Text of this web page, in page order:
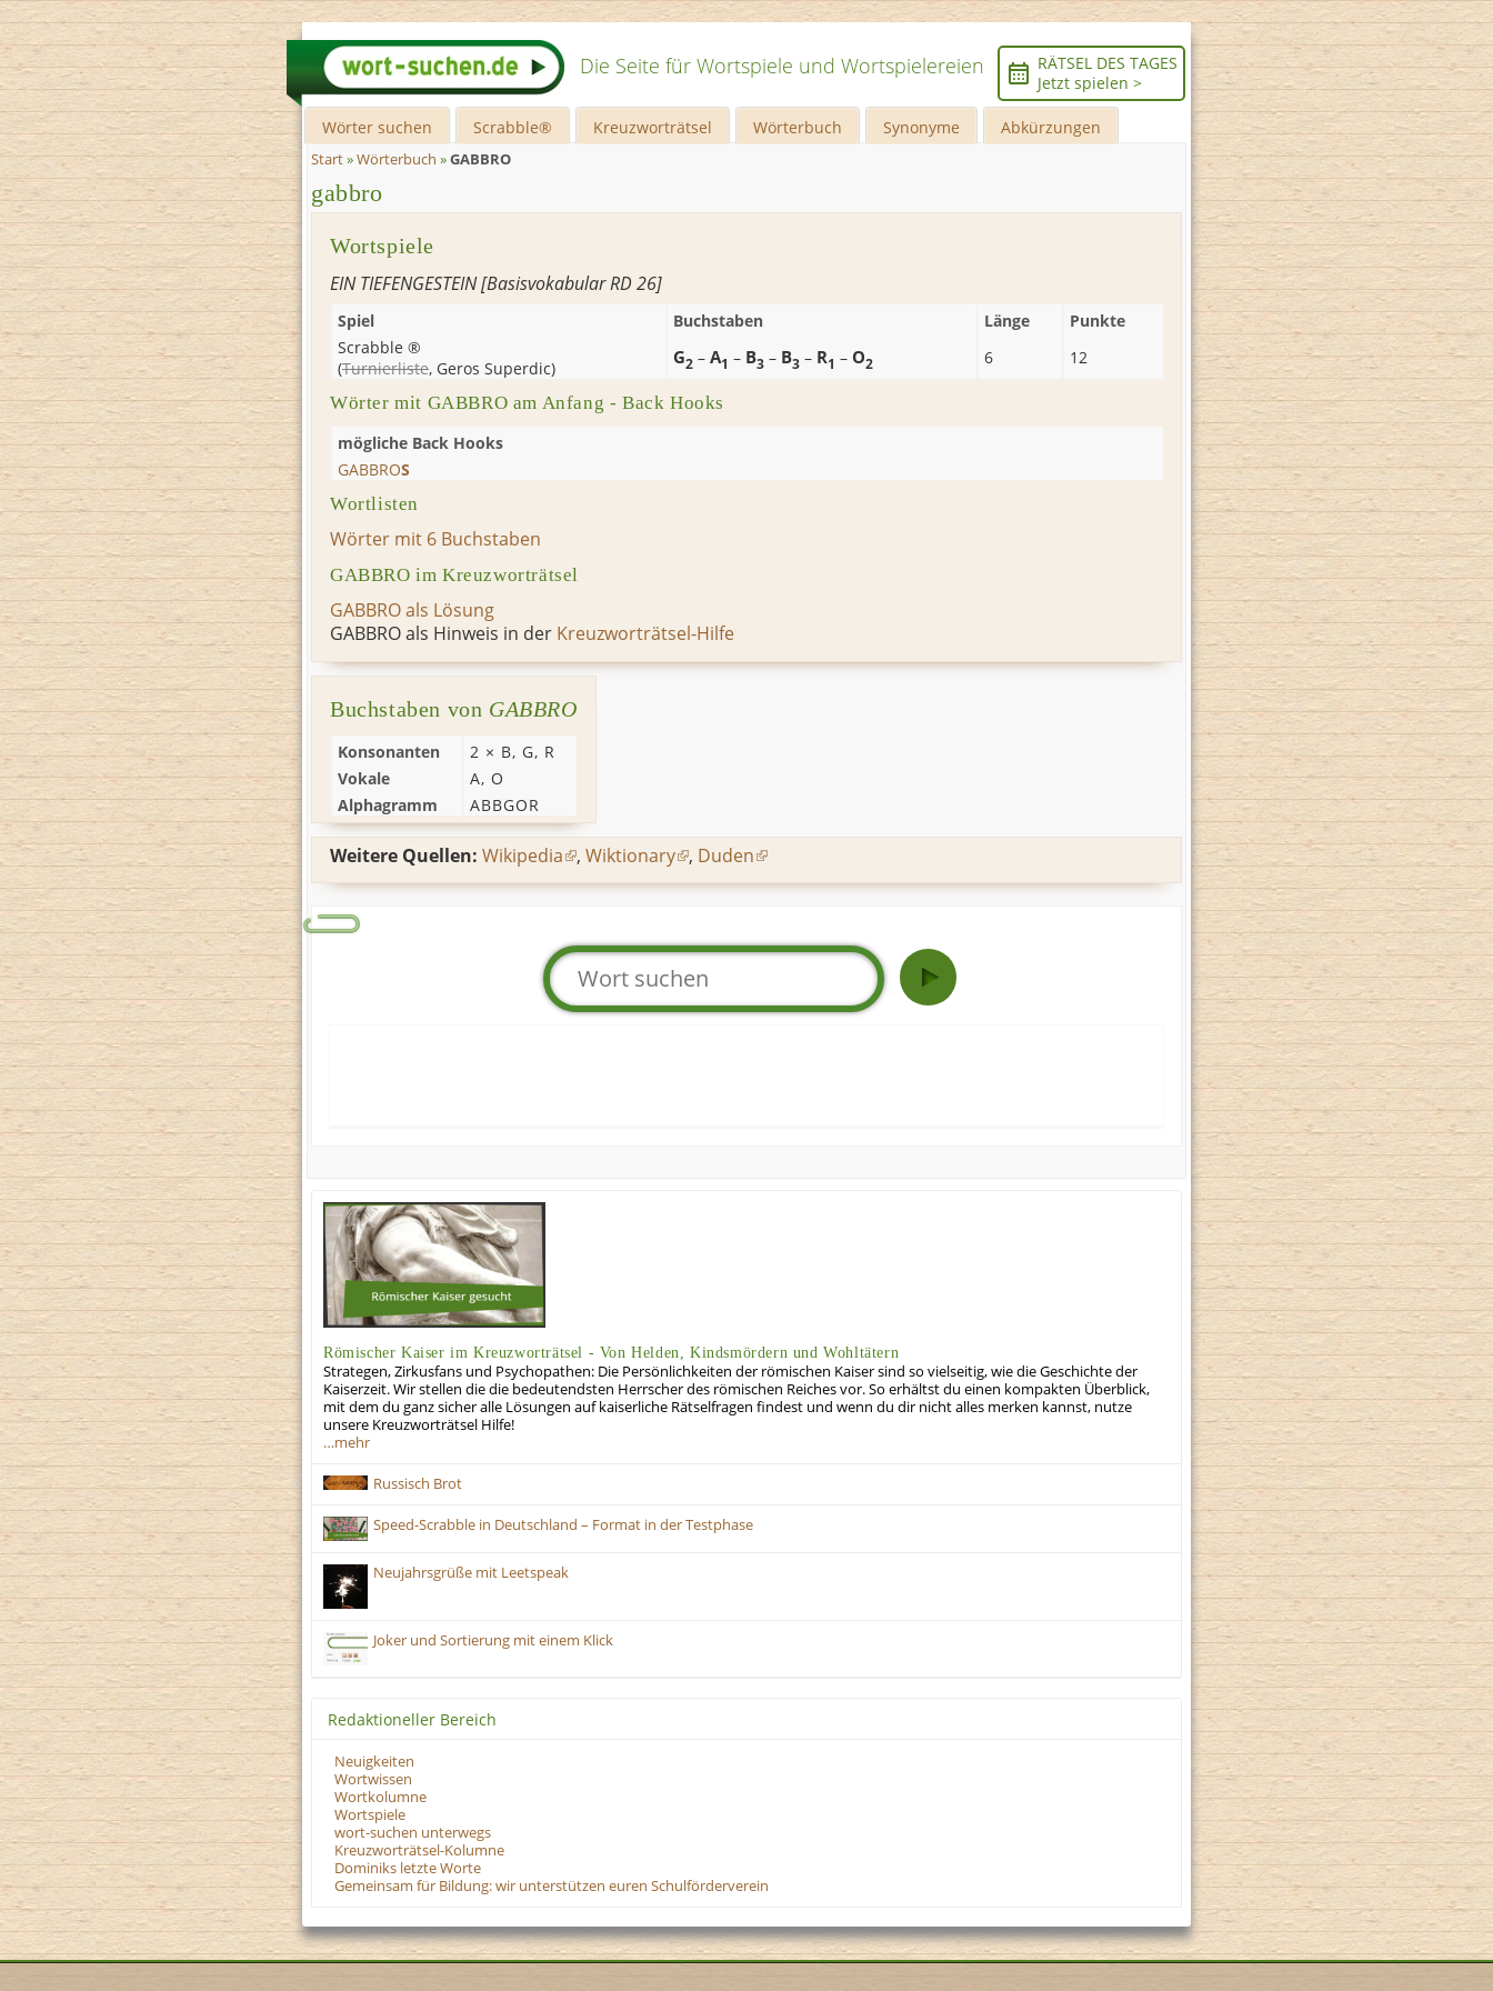
Die Seite für Wortspiele und Wortspielereien
RÄTSEL DES TAGES
Jetzt spielen >
Wörter suchen Scrabble® Kreuzworträtsel Wörterbuch Synonyme Abkürzungen
Start»Wörterbuch »GABBRO
gabbro
Wortspiele
EIN TIEFENGESTEIN [Basisvokabular RD 26]
Spiel Buchstaben Länge
Punkte
Scrabble ®
(Turnierliste, Geros Superdic) G2 – A1 – B3 – B3 – R1 – O2 6 12
Wörter mit GABBRO am Anfang - Back Hooks
mögliche Back Hooks
GABBROS
Wortlisten
Wörter mit 6 Buchstaben
GABBRO im Kreuzworträtsel
GABBRO als Lösung
GABBRO als Hinweis in der Kreuzworträtsel-Hilfe
Buchstaben von GABBRO
Konsonanten 2 × B, G, R
Vokale
A, O
Alphagramm
ABBGOR
Weitere Quellen: Wikipedia , Wiktionary , Duden
Römischer Kaiser im Kreuzworträtsel - Von Helden, Kindsmördern und Wohltätern
Strategen, Zirkusfans und Psychopathen: Die Persönlichkeiten der römischen Kaiser sind so vielseitig, wie die Geschichte der
Kaiserzeit. Wir stellen die die bedeutendsten Herrscher des römischen Reiches vor. So erhältst du einen kompakten Überblick,
mit dem du ganz sicher alle Lösungen auf kaiserliche Rätselfragen findest und wenn du dir nicht alles merken kannst, nutze
unsere Kreuzworträtsel Hilfe!
…mehr
Russisch Brot
Speed-Scrabble in Deutschland – Format in der Testphase
Neujahrsgrüße mit Leetspeak
Joker und Sortierung mit einem Klick
Redaktioneller Bereich
Neuigkeiten
Wortwissen
Wortkolumne
Wortspiele
wort-suchen unterwegs
Kreuzworträtsel-Kolumne
Dominiks letzte Worte
Gemeinsam für Bildung: wir unterstützen euren Schulförderverein